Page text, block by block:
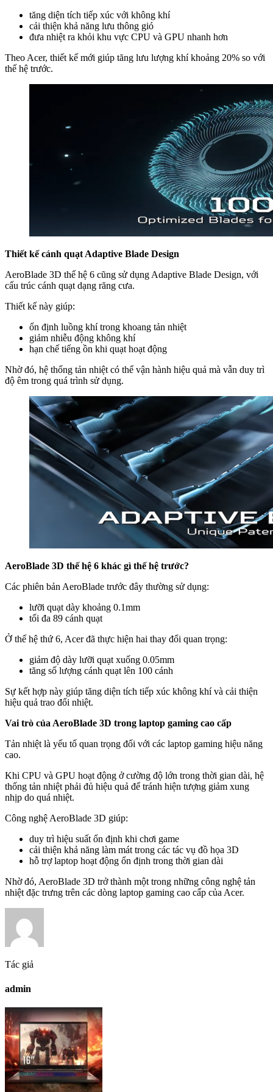
tăng diện tích tiếp xúc với không khí
cải thiện khả năng lưu thông gió
đưa nhiệt ra khỏi khu vực CPU và GPU nhanh hơn
Theo Acer, thiết kế mới giúp tăng lưu lượng khí khoảng 20% so với
thế hệ trước.
Thiết kế cánh quạt Adaptive Blade Design
AeroBlade 3D thế hệ 6 cũng sử dụng Adaptive Blade Design, với
cấu trúc cánh quạt dạng răng cưa.
Thiết kế này giúp:
ổn định luồng khí trong khoang tản nhiệt
giảm nhiễu động không khí
hạn chế tiếng ồn khi quạt hoạt động
Nhờ đó, hệ thống tản nhiệt có thể vận hành hiệu quả mà vẫn duy trì
độ êm trong quá trình sử dụng.
AeroBlade 3D thế hệ 6 khác gì thế hệ trước?
Các phiên bản AeroBlade trước đây thường sử dụng:
lưỡi quạt dày khoảng 0.1mm
tối đa 89 cánh quạt
Ở thế hệ thứ 6, Acer đã thực hiện hai thay đổi quan trọng:
giảm độ dày lưỡi quạt xuống 0.05mm
tăng số lượng cánh quạt lên 100 cánh
Sự kết hợp này giúp tăng diện tích tiếp xúc không khí và cải thiện
hiệu quả trao đổi nhiệt.
Vai trò của AeroBlade 3D trong laptop gaming cao cấp
Tản nhiệt là yếu tố quan trọng đối với các laptop gaming hiệu năng
cao.
Khi CPU và GPU hoạt động ở cường độ lớn trong thời gian dài, hệ
thống tản nhiệt phải đủ hiệu quả để tránh hiện tượng giảm xung
nhịp do quá nhiệt.
Công nghệ AeroBlade 3D giúp:
duy trì hiệu suất ổn định khi chơi game
cải thiện khả năng làm mát trong các tác vụ đồ họa 3D
hỗ trợ laptop hoạt động ổn định trong thời gian dài
Nhờ đó, AeroBlade 3D trở thành một trong những công nghệ tản
nhiệt đặc trưng trên các dòng laptop gaming cao cấp của Acer.
Tác giả
admin